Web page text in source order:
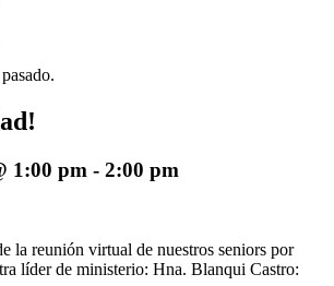
1:00 pm - 2:00 pm
la reunión virtual de nuestros seniors por
líder de ministerio: Hna. Blanqui Castro: